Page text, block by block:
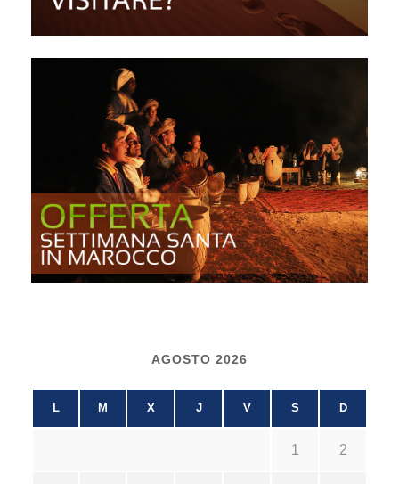
AGOSTO 2026
L M X J V S D
1 2